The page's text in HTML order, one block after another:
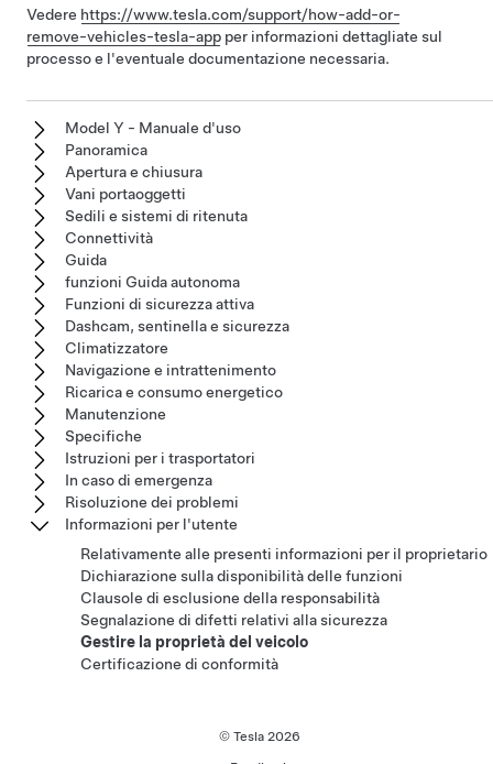
Vedere https://www.tesla.com/support/how-add-or-
remove-vehicles-tesla-app per informazioni dettagliate sul
processo e l'eventuale documentazione necessaria.
Model Y - Manuale d'uso
Panoramica
Apertura e chiusura
Vani portaoggetti
Sedili e sistemi di ritenuta
Connettività
Guida
funzioni Guida autonoma
Funzioni di sicurezza attiva
Dashcam, sentinella e sicurezza
Climatizzatore
Navigazione e intrattenimento
Ricarica e consumo energetico
Manutenzione
Specifiche
Istruzioni per i trasportatori
In caso di emergenza
Risoluzione dei problemi
Informazioni per l'utente
Relativamente alle presenti informazioni per il proprietario
Dichiarazione sulla disponibilità delle funzioni
Clausole di esclusione della responsabilità
Segnalazione di difetti relativi alla sicurezza
Gestire la proprietà del veicolo
Certificazione di conformità
© Tesla 2026